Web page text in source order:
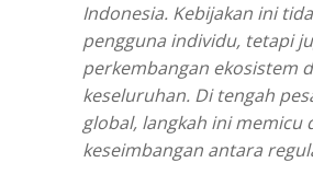
Indonesia. Kebijakan ini
pengguna individu, tetapi
perkembangan ekosistem
keseluruhan. Di tengah
global, langkah ini memicu
keseimbangan antara